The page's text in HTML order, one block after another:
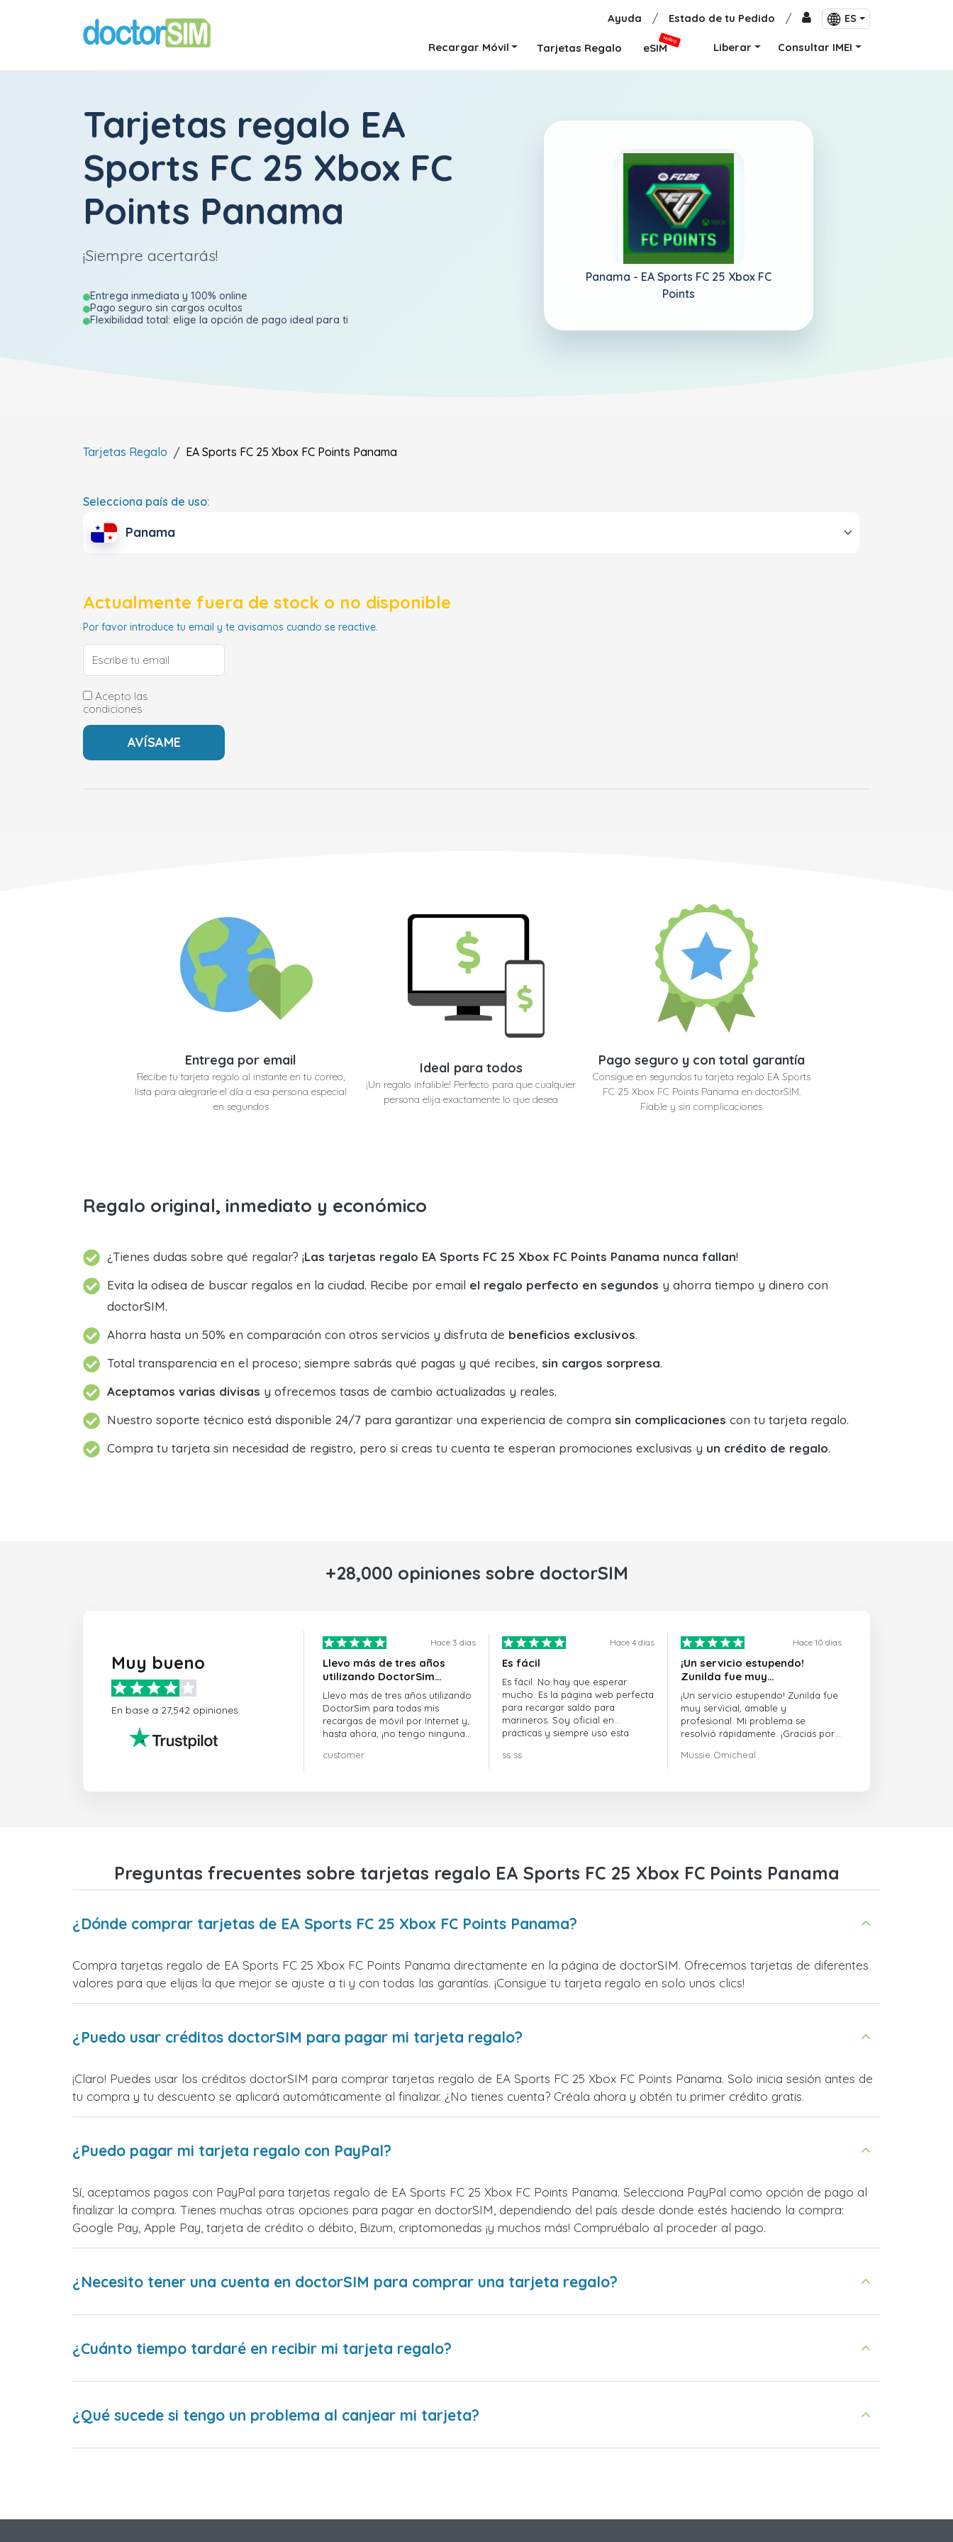
Ayuda / Estado de tu Pedido / ES
Recargar Móvil Tarjetas Regalo eSIM
NUEVO
Liberar Consultar IMEI
Tarjetas regalo EA
Sports FC 25 Xbox FC
Points Panama
¡Siempre acertarás!
Entrega inmediata y 100% online
Pago seguro sin cargos ocultos
Flexibilidad total: elige la opción de pago ideal para ti
Panama - EA Sports FC 25 Xbox FC
Points
Tarjetas Regalo EA Sports FC 25 Xbox FC Points Panama
Selecciona país de uso:
Panama
Actualmente fuera de stock o no disponible
Por favor introduce tu email y te avisamos cuando se reactive.
Acepto las
condiciones
Entrega por email
Recibe tu tarjeta regalo al instante en tu correo,
lista para alegrarle el día a esa persona especial
en segundos
Ideal para todos
¡Un regalo infalible! Perfecto para que cualquier
persona elija exactamente lo que desea
Pago seguro y con total garantía
Consigue en segundos tu tarjeta regalo EA Sports
FC 25 Xbox FC Points Panama en doctorSIM.
Fiable y sin complicaciones
Regalo original, inmediato y económico
¿Tienes dudas sobre qué regalar? ¡Las tarjetas regalo EA Sports FC 25 Xbox FC Points Panama nunca fallan!
Evita la odisea de buscar regalos en la ciudad. Recibe por email el regalo perfecto en segundos y ahorra tiempo y dinero con
doctorSIM.
Ahorra hasta un 50% en comparación con otros servicios y disfruta de beneficios exclusivos.
Total transparencia en el proceso; siempre sabrás qué pagas y qué recibes, sin cargos sorpresa.
Aceptamos varias divisas y ofrecemos tasas de cambio actualizadas y reales.
Nuestro soporte técnico está disponible 24/7 para garantizar una experiencia de compra sin complicaciones con tu tarjeta regalo.
Compra tu tarjeta sin necesidad de registro, pero si creas tu cuenta te esperan promociones exclusivas y un crédito de regalo.
+28,000 opiniones sobre doctorSIM
Muy bueno
En base a 27,542 opiniones
Hace 3 dias
Llevo más de tres años
utilizando DoctorSim…
Llevo más de tres años utilizando
DoctorSim para todas mis
recargas de móvil por Internet y,
hasta ahora, ¡no tengo ninguna
customer
Hace 4 dias
Es fácil
Es fácil. No hay que esperar
mucho. Es la página web perfecta
para recargar saldo para
marineros. Soy oficial en
prácticas y siempre uso esta
ss ss
Hace 10 dias
¡Un servicio estupendo!
Zunilda fue muy…
¡Un servicio estupendo! Zunilda fue
muy servicial, amable y
profesional. Mi problema se
resolvió rápidamente. ¡Gracias por
Mussie Omicheal
Preguntas frecuentes sobre tarjetas regalo EA Sports FC 25 Xbox FC Points Panama
¿Dónde comprar tarjetas de EA Sports FC 25 Xbox FC Points Panama?
Compra tarjetas regalo de EA Sports FC 25 Xbox FC Points Panama directamente en la página de doctorSIM. Ofrecemos tarjetas de diferentes
valores para que elijas la que mejor se ajuste a ti y con todas las garantías. ¡Consigue tu tarjeta regalo en solo unos clics!
¿Puedo usar créditos doctorSIM para pagar mi tarjeta regalo?
¡Claro! Puedes usar los créditos doctorSIM para comprar tarjetas regalo de EA Sports FC 25 Xbox FC Points Panama. Solo inicia sesión antes de
tu compra y tu descuento se aplicará automáticamente al finalizar. ¿No tienes cuenta? Créala ahora y obtén tu primer crédito gratis.
¿Puedo pagar mi tarjeta regalo con PayPal?
Sí, aceptamos pagos con PayPal para tarjetas regalo de EA Sports FC 25 Xbox FC Points Panama. Selecciona PayPal como opción de pago al
finalizar la compra. Tienes muchas otras opciones para pagar en doctorSIM, dependiendo del país desde donde estés haciendo la compra:
Google Pay, Apple Pay, tarjeta de crédito o débito, Bizum, criptomonedas ¡y muchos más! Compruébalo al proceder al pago.
¿Necesito tener una cuenta en doctorSIM para comprar una tarjeta regalo?
¿Cuánto tiempo tardaré en recibir mi tarjeta regalo?
¿Qué sucede si tengo un problema al canjear mi tarjeta?